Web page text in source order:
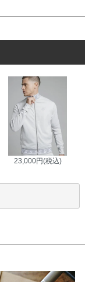
23,000円(税込)